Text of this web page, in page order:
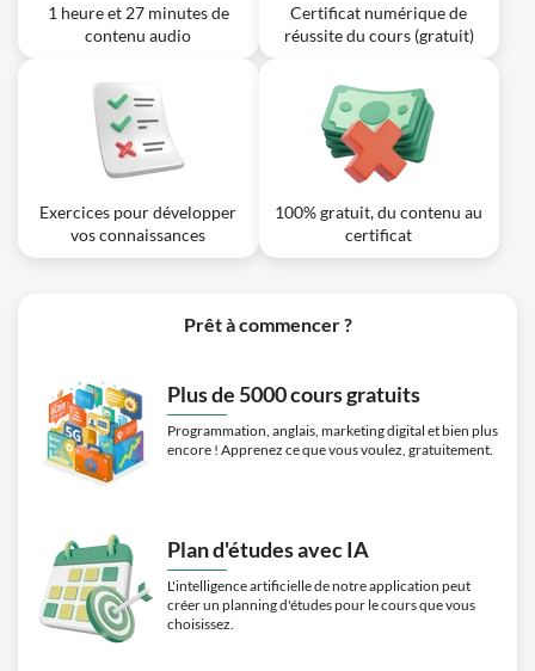
1 heure et 27 minutes de
contenu audio
Certificat numérique de
réussite du cours (gratuit)
Exercices pour développer
vos connaissances
100% gratuit, du contenu au
certificat
Prêt à commencer ?
Plus de 5000 cours gratuits
Programmation, anglais, marketing digital et bien plus
encore ! Apprenez ce que vous voulez, gratuitement.
Plan d'études avec IA
L'intelligence artificielle de notre application peut
créer un planning d'études pour le cours que vous
choisissez.